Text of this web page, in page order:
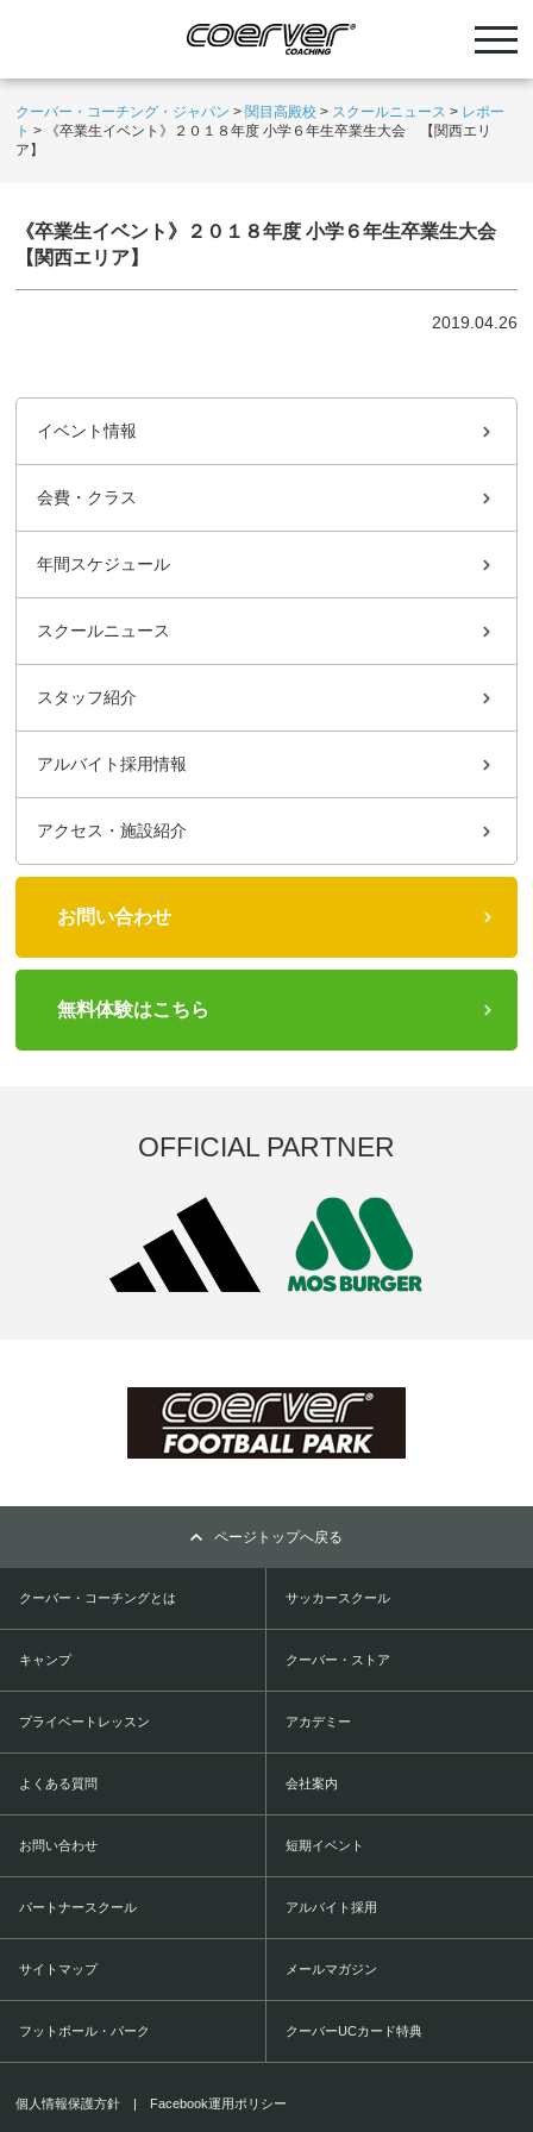
クーバー・コーチング・ジャパン > 関目高殿校 > スクールニュース > レポー
ト >
《卒業生イベント》２０１８年度 小学６年生卒業生大会 【関西エリ
ア】
《卒業生イベント》２０１８年度 小学６年生卒業生大会
【関西エリア】
2019.04.26
イベント情報
会費・クラス
年間スケジュール
スクールニュース
スタッフ紹介
アルバイト採用情報
アクセス・施設紹介
お問い合わせ
無料体験はこちら
OFFICIAL PARTNER
ページトップへ戻る
クーバー・コーチングとは サッカースクール
キャンプ クーバー・ストア
プライベートレッスン アカデミー
よくある質問 会社案内
お問い合わせ 短期イベント
パートナースクール アルバイト採用
サイトマップ メールマガジン
フットボール・パーク クーバーUCカード特典
個人情報保護方針 | Facebook運用ポリシー